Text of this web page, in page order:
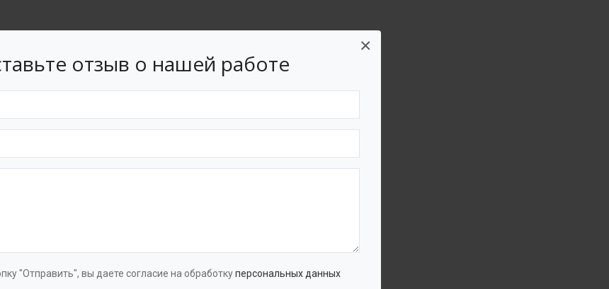
отзыв о нашей работе
"Отправить", вы даете согласие на обработкуперсональных данных
×